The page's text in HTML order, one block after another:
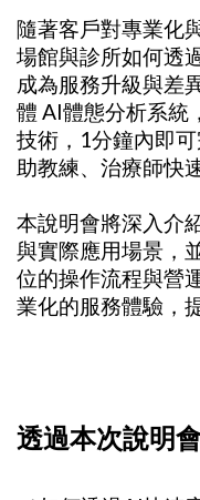
隨著客戶對專業化
場館與診所如何透
成為服務升級與差
體 AI體態分析系統
技術，1分鐘內即
助教練、治療師快
本說明會將深入介
與實際應用場景，
位的操作流程與營
業化的服務體驗，
透過本次說明